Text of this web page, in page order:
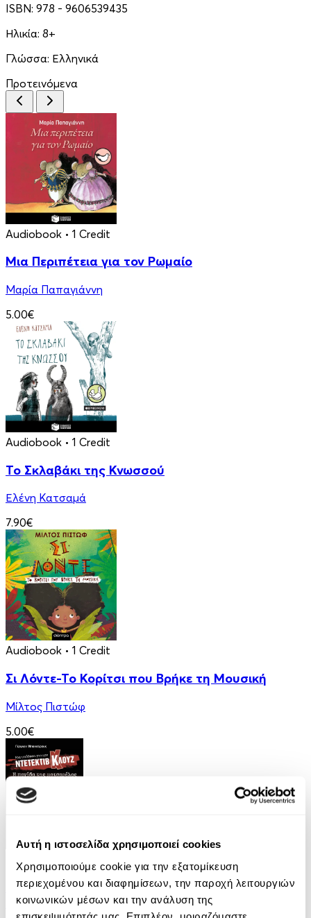
Αυτή η ιστοσελίδα χρησιμοποιεί cookies
Χρησιμοποιούμε cookie για την εξατομίκευση
περιεχομένου και διαφημίσεων, την παροχή λειτουργιών
κοινωνικών μέσων και την ανάλυση της
ISBN: 978 - 9606539435
Ηλικία: 8+
Γλώσσα: Ελληνικά
Προτεινόμενα
Audiobook • 1 Credit
Μια Περιπέτεια για τον Ρωμαίο
Μαρία Παπαγιάννη
5.00€
Audiobook • 1 Credit
Το Σκλαβάκι της Κνωσσού
Ελένη Κατσαμά
7.90€
Audiobook • 1 Credit
Σι Λόντε-Το Κορίτσι που Βρήκε τη Μουσική
Μίλτος Πιστώφ
5.00€
Μια υπόθεση για τον ντετέκτιβ Κλουζ 8: Η
παγίδα της μοτσαρέλας